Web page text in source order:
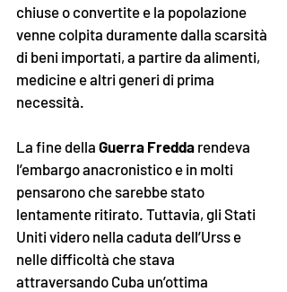
chiuse o convertite e la popolazione
venne colpita duramente dalla scarsità
di beni importati, a partire da alimenti,
medicine e altri generi di prima
necessità.
La fine della Guerra Fredda rendeva
l’embargo anacronistico e in molti
pensarono che sarebbe stato
lentamente ritirato. Tuttavia, gli Stati
Uniti videro nella caduta dell’Urss e
nelle difficoltà che stava
attraversando Cuba un’ottima